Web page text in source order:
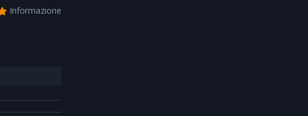
Informazione